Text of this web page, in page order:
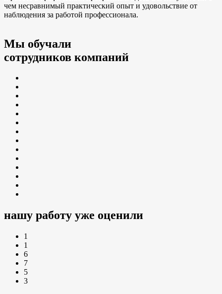
чем несравнимый практический опыт и удовольствие от
наблюдения за работой профессионала.
Мы обучали
сотрудников компаний
нашу работу уже оценили
1
1
6
7
5
3